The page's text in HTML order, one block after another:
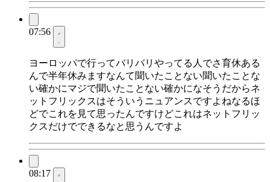
07:56
ヨーロッパで行ってバリバリやってる人でさ育休ある
んで半年休みますなんて聞いたことない聞いたことな
い確かにマジで聞いたことない確かになそうだからネ
ットフリックスはそういうニュアンスですよねなるほ
どでこれを見て思ったんですけどこれはネットフリッ
クスだけでできるなと思うんですよ
08:17